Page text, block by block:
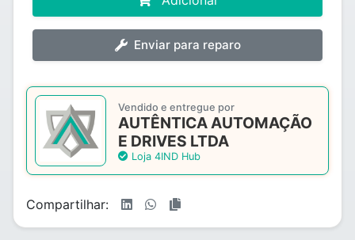
Enviar para reparo
Vendido e entregue por
AUTÊNTICA AUTOMAÇÃO
E DRIVES LTDA
Loja 4IND Hub
Compartilhar: